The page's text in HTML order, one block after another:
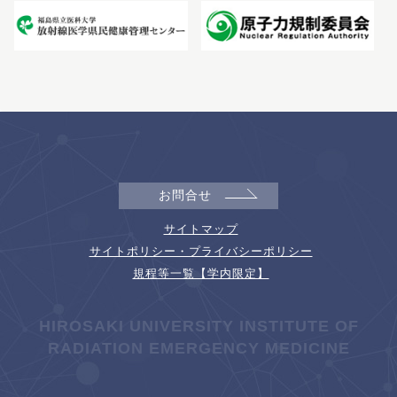
お問合せ
サイトマップ
サイトポリシー・プライバシーポリシー
規程等一覧【学内限定】
HIROSAKI UNIVERSITY INSTITUTE OF
RADIATION EMERGENCY MEDICINE